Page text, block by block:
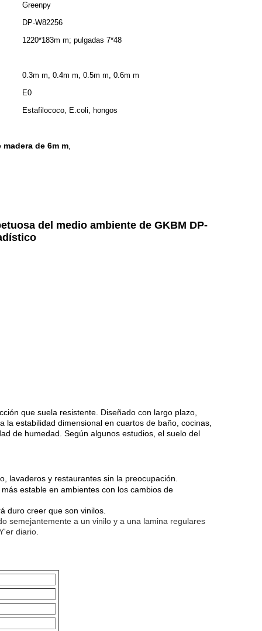
Greenpy
DP-W82256
1220*183m m; pulgadas 7*48
0.3m m, 0.4m m, 0.5m m, 0.6m m
E0
Estafilococo, E.coli, hongos
de 6m m,
del medio ambiente de GKBM DP-
que suela resistente. Diseñado con largo plazo,
estabilidad dimensional en cuartos de baño, cocinas,
de humedad. Según algunos estudios, el suelo del
lavaderos y restaurantes sin la preocupación.
estable en ambientes con los cambios de
duro creer que son vinilos.
semejantemente a un vinilo y a una lamina regulares
diario.